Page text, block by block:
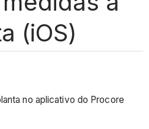
(iOS)
no aplicativo do Procore